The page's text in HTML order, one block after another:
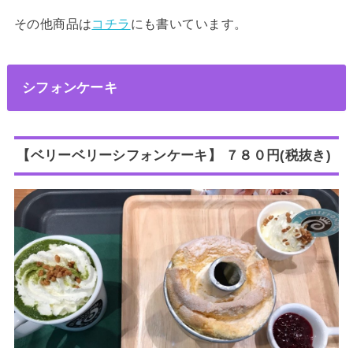
その他商品はコチラ にも書いています。
シフォンケーキ
【ベリーベリーシフォンケーキ】 ７８０円(税抜き)